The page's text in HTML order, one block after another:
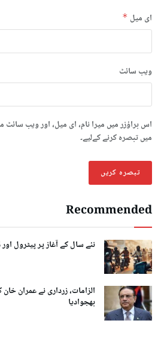
ای میل *
ویب‌ سائٹ
اس براؤزر میں میرا نام، ای میل، اور ویب
میں تبصرہ کرنے کےلیے۔
Recommended
نئے سال کے آغاز پر پیٹرول
بھجوادیا